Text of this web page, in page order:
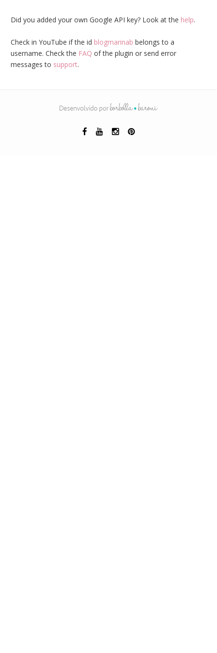
Did you added your own Google API key? Look at the help.
Check in YouTube if the id blogmarinab belongs to a
username. Check the FAQ of the plugin or send error
messages to support.